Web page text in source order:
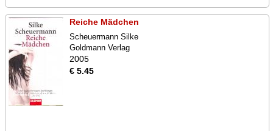
Reiche Mädchen
Scheuermann Silke
Goldmann Verlag
2005
€ 5.45